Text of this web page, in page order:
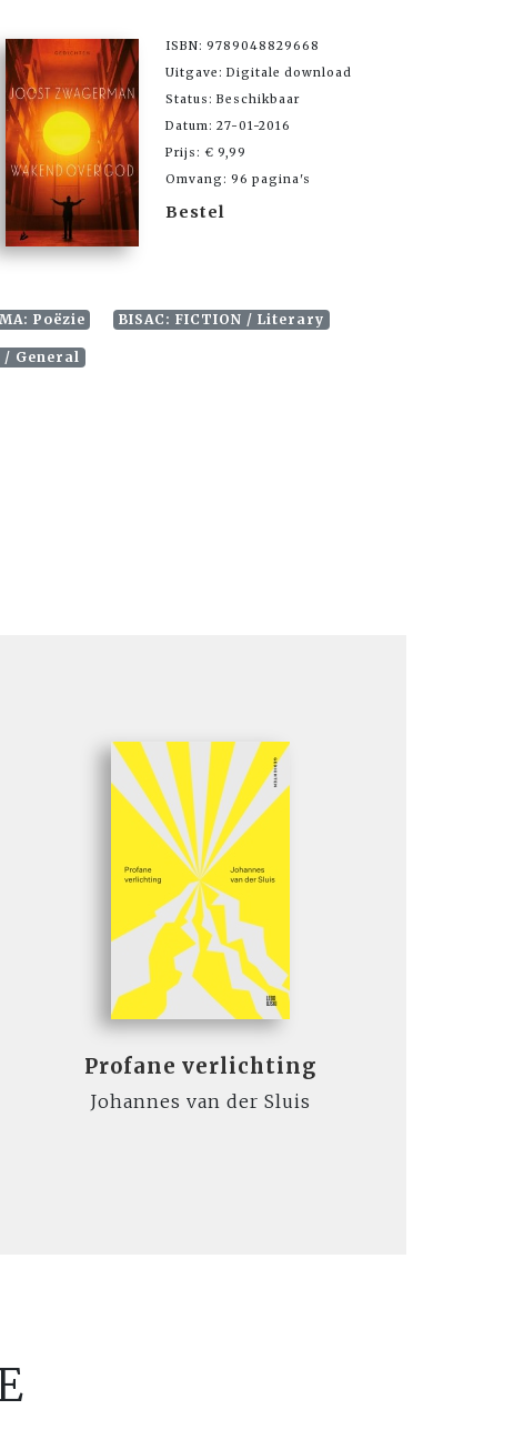
ISBN: 9789048829668
Uitgave: Digitale download
Status: Beschikbaar
Datum: 27-01-2016
Prijs: € 9,99
Omvang: 96 pagina's
Bestel
Poëzie BISAC: FICTION / Literary
/ General
Profane verlichting
Johannes van der Sluis